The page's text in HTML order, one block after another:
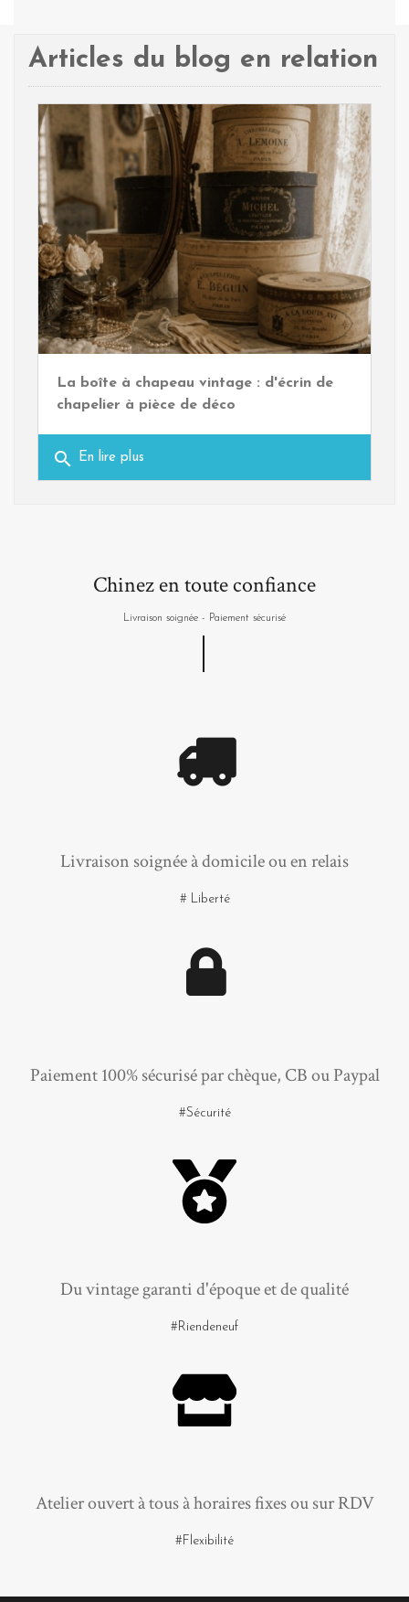
Articles du blog en relation
La boîte à chapeau vintage : d'écrin de
chapelier à pièce de déco
search En lire plus
Chinez en toute confiance
Livraison soignée - Paiement sécurisé
Livraison soignée à domicile ou en relais
# Liberté
Paiement 100% sécurisé par chèque, CB ou Paypal
#Sécurité
Du vintage garanti d'époque et de qualité
#Riendeneuf
Atelier ouvert à tous à horaires fixes ou sur RDV
#Flexibilité